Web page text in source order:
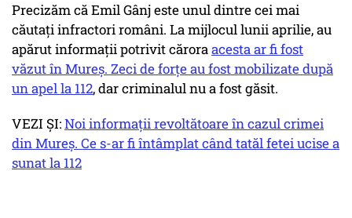
Precizăm că Emil Gânj este unul dintre cei mai
căutați infractori români. La mijlocul lunii aprilie, au
apărut informații potrivit căroraacesta ar fi fost
văzut în Mureș. Zeci de forțe au fost mobilizate după
un apel la 112, dar criminalul nu a fost găsit.
VEZI ȘI:Noi informații revoltătoare în cazul crimei
din Mureș. Ce s-ar fi întâmplat când tatăl fetei ucise a
sunat la 112